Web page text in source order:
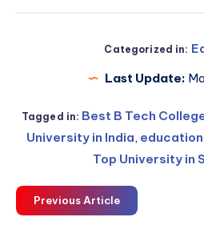
Categorized in:
Last Update:
Tagged in: Best B Tech
University in India, education
Top University in
Previous Article